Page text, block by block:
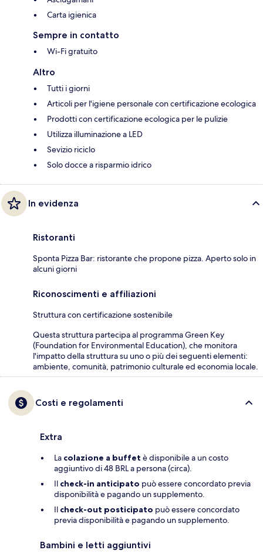
Carta igienica
Sempre in contatto
Wi-Fi gratuito
Altro
Tutti i giorni
Articoli per l'igiene personale con certificazione ecologica
Prodotti con certificazione ecologica per le pulizie
Utilizza illuminazione a LED
Sevizio riciclo
Solo docce a risparmio idrico
In evidenza
Ristoranti
Sponta Pizza Bar: ristorante che propone pizza. Aperto solo in
alcuni giorni
Riconoscimenti e affiliazioni
Struttura con certificazione sostenibile
Questa struttura partecipa al programma Green Key
(Foundation for Environmental Education), che monitora
l'impatto della struttura su uno o più dei seguenti elementi:
ambiente, comunità, patrimonio culturale ed economia locale.
Costi e regolamenti
Extra
La colazione a buffet è disponibile a un costo
aggiuntivo di 48 BRL a persona (circa).
Il check-in anticipato può essere concordato previa
disponibilità e pagando un supplemento.
Il check-out posticipato può essere concordato
previa disponibilità e pagando un supplemento.
Bambini e letti aggiuntivi